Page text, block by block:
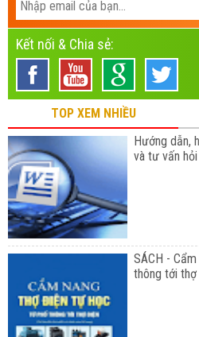
Kết nối & Chia sẻ:
TOP XEM NHIỀU
Hướng dẫn,
và tư vấn
SÁCH -
thông tới thợ